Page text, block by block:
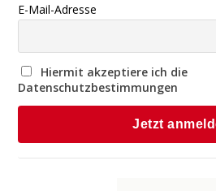
E-Mail-Adresse
Hiermit akzeptiere ich die
Datenschutzbestimmungen